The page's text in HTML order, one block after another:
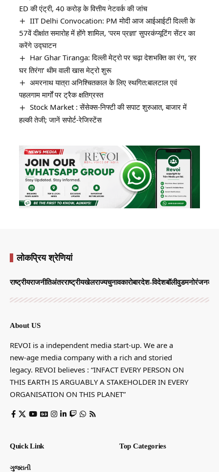
ED की एंट्री, 40 करोड़ के वित्तीय नेटवर्क की जांच
IIT Delhi Convocation: PM मोदी आज आईआईटी दिल्ली के
57वें दीक्षांत समारोह में होंगे शामिल, ‘परम प्रज्ञा’ सुपरकंप्यूटिंग सेंटर का
करेंगे उद्घाटन
Har Ghar Tiranga: दिल्ली मेट्रो पर चढ़ा देशभक्ति का रंग, ‘हर
घर तिरंगा’ थीम वाली खास मेट्रो शुरू
अमरनाथ यात्रा अनिश्चितकाल के लिए स्थगित:बालटाल एवं
पहलगाम मार्गों पर ट्रैक क्षतिग्रस्त
Stock Market : सेंसेक्स-निफ्टी की सपाट शुरुआत, बाजार में
हल्की तेजी; जानें सपोर्ट-रेजिस्टेंस
लोकप्रिय श्रेणियां
राष्ट्रीयराजनीतिअंतरराष्ट्रीयखेलराज्यचुनावकारोबारदेश-विदेशबॉलीवुडमनोरंजन
About US
REVOI is a independent media start-up. We are a
new-age media company with a rich and storied
legacy. REVOI believes : “INFACT EVERY PERSON ON
THIS EARTH IS ARGUABLY A STAKEHOLDER IN EVERY
ORGANISATION ON THIS PLANET”
Quick Link
ગુજરાતી
Top Categories